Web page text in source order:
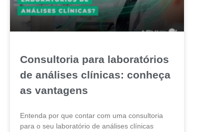
Consultoria para laboratórios
de análises clínicas: conheça
as vantagens
Entenda por que contar com uma consultoria
para o seu laboratório de análises clínicas